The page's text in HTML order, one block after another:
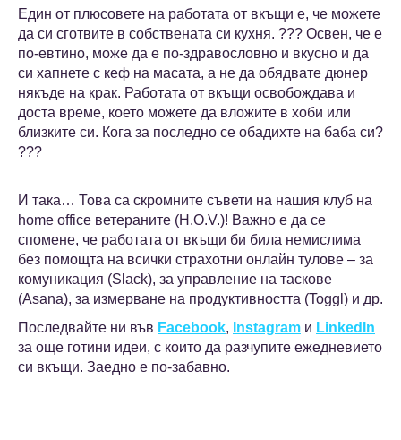
Един от плюсовете на работата от вкъщи е, че можете
да си сготвите в собствената си кухня. ??? Освен, че е
по-евтино, може да е по-здравословно и вкусно и да
си хапнете с кеф на масата, а не да обядвате дюнер
някъде на крак. Работата от вкъщи освобождава и
доста време, което можете да вложите в хоби или
близките си. Кога за последно се обадихте на баба си?
???
И така… Това са скромните съвети на нашия клуб на
home office ветераните (H.O.V.)! Важно е да се
спомене, че работата от вкъщи би била немислима
без помощта на всички страхотни онлайн тулове – за
комуникация (Slack), за управление на таскове
(Asana), за измерване на продуктивността (Toggl) и др.
Последвайте ни във Facebook, Instagram и LinkedIn
за още готини идеи, с които да разчупите ежедневието
си вкъщи. Заедно е по-забавно.